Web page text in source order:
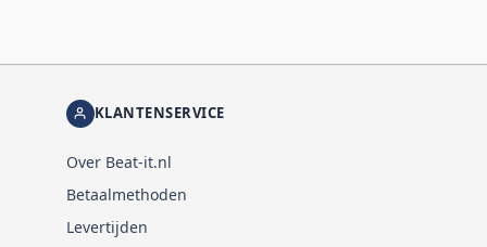
KLANTENSERVICE
Over Beat-it.nl
Betaalmethoden
Levertijden